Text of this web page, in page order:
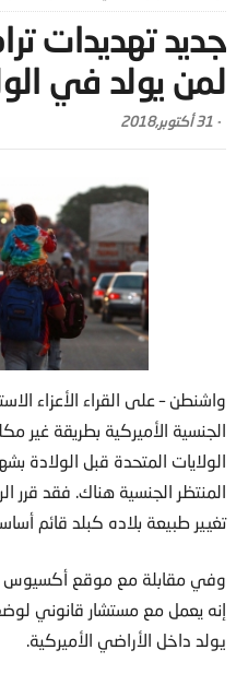
جديد تهديدات
لمن يولد في
- 31 أكتوبر,2018
واشنطن – على القراء الأعزاء
الجنسية الأميركية بطريقة غير
الولايات المتحدة قبل الولادة
المنتظر الجنسية هناك. فقد قرر
تغيير طبيعة بلاده كبلد قائم
وفي مقابلة مع موقع أكسيوس
إنه يعمل مع مستشار قانوني
يولد داخل الأراضي الأميركية.